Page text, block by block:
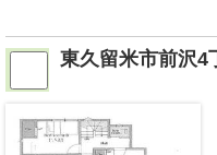
東久留米市前沢4